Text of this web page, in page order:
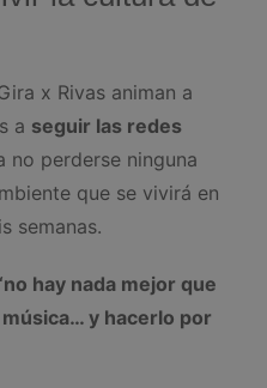
x Rivas animan a
a seguir las redes
no perderse ninguna
que se vivirá en
semanas.
hay nada mejor que
y hacerlo por